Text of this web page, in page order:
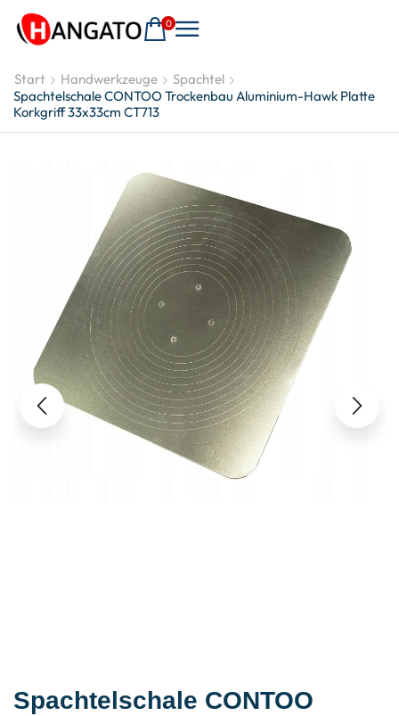
0
Start Handwerkzeuge
Spachtel
Spachtelschale CONTOO Trockenbau Aluminium-Hawk Platte
Korkgriff 33x33cm CT713
Spachtelschale CONTOO